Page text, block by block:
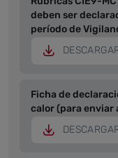
deben ser
período de
Ficha de
calor (para enviar